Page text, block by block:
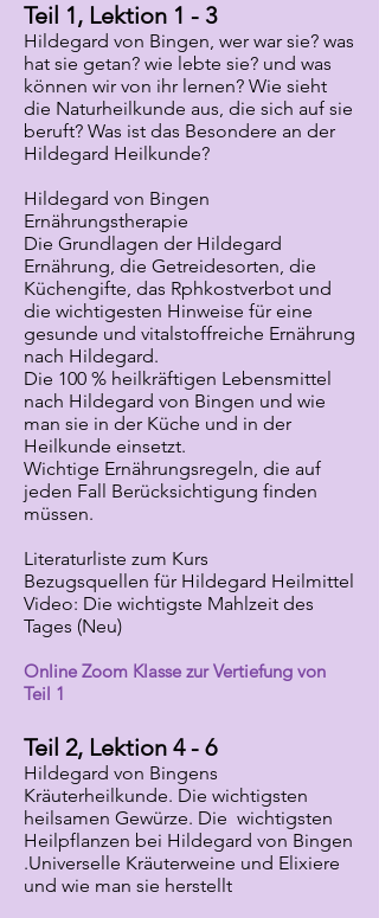
Teil 1, Lektion 1 - 3
Hildegard von Bingen, wer war sie? was
hat sie getan? wie lebte sie? und was
können wir von ihr lernen? Wie sieht
die Naturheilkunde aus, die sich auf sie
beruft? Was ist das Besondere an der
Hildegard Heilkunde?
Hildegard von Bingen
Ernährungstherapie
Die Grundlagen der Hildegard
Ernährung, die Getreidesorten, die
Küchengifte, das Rphkostverbot und
die wichtigesten Hinweise für eine
gesunde und vitalstoffreiche Ernährung
nach Hildegard.
Die 100 % heilkräftigen Lebensmittel
nach Hildegard von Bingen und wie
man sie in der Küche und in der
Heilkunde einsetzt.
Wichtige Ernährungsregeln, die auf
jeden Fall Berücksichtigung finden
müssen.
Literaturliste zum Kurs
Bezugsquellen für Hildegard Heilmittel
Video: Die wichtigste Mahlzeit des
Tages (Neu)
Online Zoom Klasse zur Vertiefung von
Teil 1
Teil 2, Lektion 4 - 6
Hildegard von Bingens
Kräuterheilkunde. Die wichtigsten
heilsamen Gewürze. Die wichtigsten
Heilpflanzen bei Hildegard von Bingen
.Universelle Kräuterweine und Elixiere
und wie man sie herstellt